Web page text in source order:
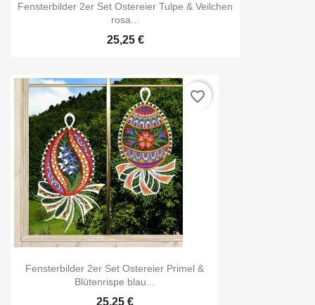
Fensterbilder 2er Set Ostereier Tulpe & Veilchen
rosa...
25,25 €
Fensterbilder 2er Set Ostereier Primel &
Blütenrispe blau...
25,25 €
favorite_border